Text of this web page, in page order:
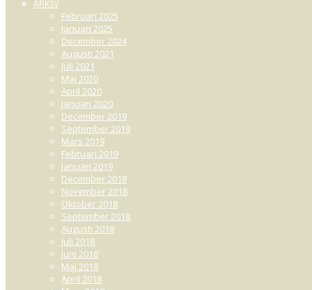
ARKIV
Februari 2025
Januari 2025
December 2024
Augusti 2021
Juli 2021
Maj 2020
April 2020
Januari 2020
December 2019
September 2019
Mars 2019
Februari 2019
Januari 2019
December 2018
November 2018
Oktober 2018
September 2018
Augusti 2018
Juli 2018
Juni 2018
Maj 2018
April 2018